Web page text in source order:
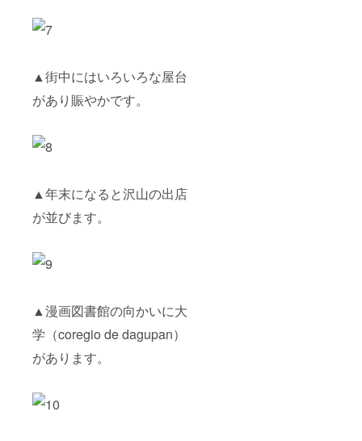
▲街中にはいろいろな屋台
があり賑やかです。
▲年末になると沢山の出店
が並びます。
▲漫画図書館の向かいに大
学（coregio de dagupan）
があります。